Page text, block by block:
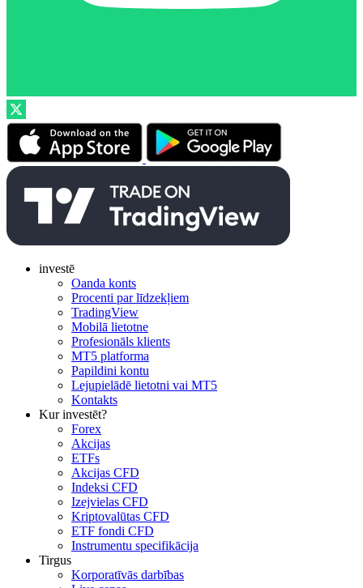
investē
Oanda konts
Procenti par līdzekļiem
TradingView
Mobilā lietotne
Profesionāls klients
MT5 platforma
Papildini kontu
Lejupielādē lietotni vai MT5
Kontakts
Kur investēt?
Forex
Akcijas
ETFs
Akcijas CFD
Indeksi CFD
Izejvielas CFD
Kriptovalūtas CFD
ETF fondi CFD
Instrumentu specifikācija
Tirgus
Korporatīvās darbības